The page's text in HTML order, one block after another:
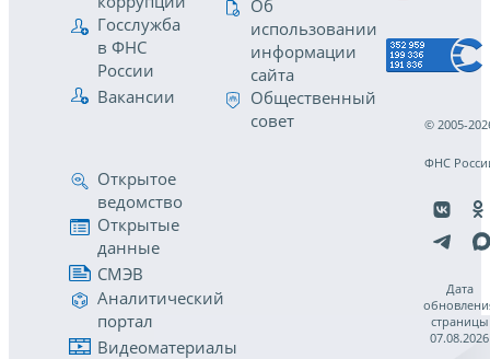
Госслужба
в ФНС
России
Вакансии
Об
использовании
информации
сайта
Общественный
совет
Открытое
ведомство
Открытые
данные
СМЭВ
Аналитический
портал
Видеоматериалы
© 2005-
ФНС
Дата
страницы
07.08.2026